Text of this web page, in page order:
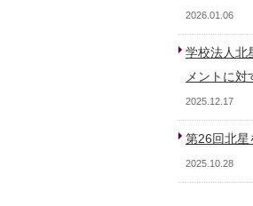
2026.01.06
学校法人北
メントに対
2025.12.17
第26回北星
2025.10.28